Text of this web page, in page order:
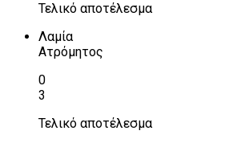
Τελικό αποτέλεσμα
Λαμία
Ατρόμητος
0
3
Τελικό αποτέλεσμα